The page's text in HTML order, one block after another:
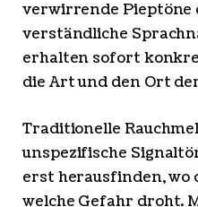
verwirrende Pieptöne
verständliche
erhalten sofort
die Art und den Ort
Traditionelle
unspezifische
erst herausfinden, wo
welche Gefahr droht.